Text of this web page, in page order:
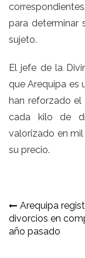
para determinar
sujeto.
El jefe de la
que Arequipa es
han reforzado
cada kilo de
valorizado en
su precio.
de
Arequipa
divorcios en
año pasado